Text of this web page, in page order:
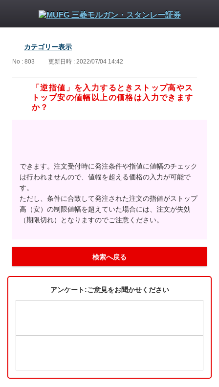
カテゴリー表示
No : 803 更新日時 : 2022/07/04 14:42
「逆指値」を入力するときストップ高やス
トップ安の値幅以上の価格は入力できます
か？
できます。注文受付時に発注条件や指値に値幅のチェック
は行われませんので、値幅を超える価格の入力が可能で
す。
ただし、条件に合致して発注された注文の指値がストップ
高（安）の制限値幅を超えていた場合には、注文が失効
（期限切れ）となりますのでご注意ください。
検索へ戻る
アンケート:ご意見をお聞かせください